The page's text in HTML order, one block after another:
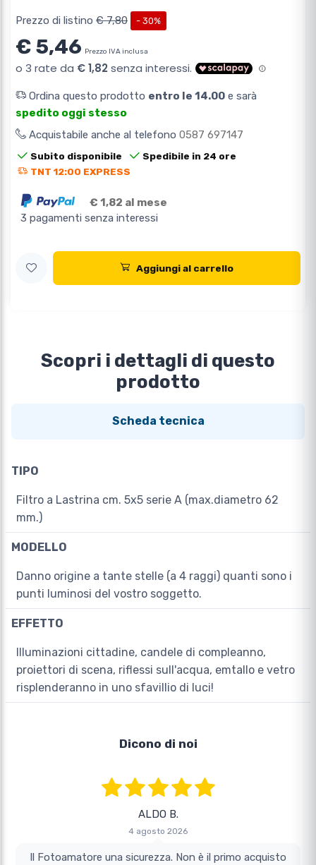
Prezzo di listino € 7,80 - 30%
€ 5,46 Prezzo IVA inclusa
Ordina questo prodotto entro le 14.00 e sarà
spedito oggi stesso
Acquistabile anche al telefono 0587 697147
Subito disponibile
Spedibile in 24 ore
TNT 12:00 EXPRESS
€ 1,82 al mese
3 pagamenti senza interessi
Aggiungi al carrello
Scopri i dettagli di questo
prodotto
Scheda tecnica
TIPO
Filtro a Lastrina cm. 5x5 serie A (max.diametro 62
mm.)
MODELLO
Danno origine a tante stelle (a 4 raggi) quanti sono i
punti luminosi del vostro soggetto.
EFFETTO
Illuminazioni cittadine, candele di compleanno,
proiettori di scena, riflessi sull'acqua, emtallo e vetro
risplenderanno in uno sfavillio di luci!
Dicono di noi
ALDO B.
4 agosto 2026
Il Fotoamatore una sicurezza. Non è il primo acquisto